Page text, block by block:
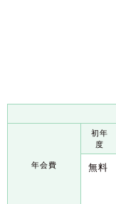
年会費
初年
度
無料